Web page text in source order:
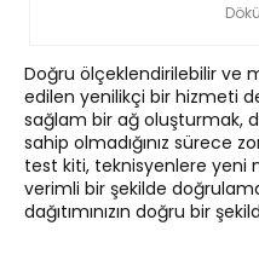
Doğru ölçeklendirilebilir ve
edilen yenilikçi bir hizmeti
sağlam bir ağ oluşturmak,
sahip olmadığınız sürece
test kiti, teknisyenlere yeni
verimli bir şekilde
dağıtımınızın doğru bir